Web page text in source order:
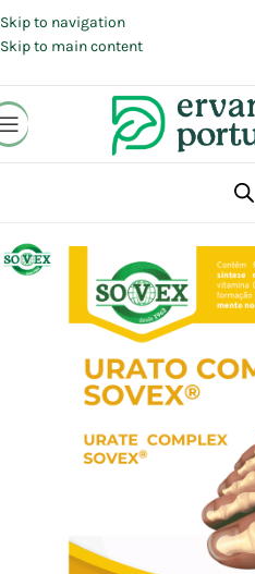
Skip to navigation
Skip to main content
Suplementos alimentares